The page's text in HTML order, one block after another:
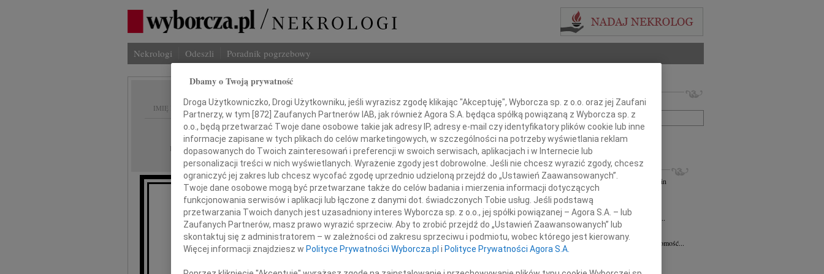
Nekrologi Odeszli Poradnik pogrzebowy
IMIĘ I NAZWISKO:
REGION: Szczecin
DATA EMISJI: 08.03.2012
Z głębokim żalem żegnamy zmarłego
profesora
Jerzego Stelmacha
Imię i nazwisko lub numer ogłoszenia:
+ szukanie zaawansowane
INNE NEKROLOGI
Aleksandra Szpaczyńska 29.07.2026
Szczecin
Z wielkim smutkiem i żalem przyjąłem...
23.07.2026Szczecin
Pani mec. Joannie Martyniuk-Plasze wyrazy...
Edward Ciupak
08.07.2026
Z wielkim smutkiem i żalem przyjąłem wiadomość...
Stanisław Pietrzak
Z wielkim smutkiem i żalem przyjąłem...
Dbamy o Twoją prywatność
Droga Użytkowniczko, Drogi Użytkowniku, jeśli wyrazisz zgodę klikając "Akceptuję", Wyborcza sp. z o.o. oraz jej Zaufani
Partnerzy, w tym [872] Zaufanych Partnerów IAB, jak również Agora S.A. będąca spółką powiązaną z Wyborcza sp. z
o.o., będą przetwarzać Twoje dane osobowe takie jak adresy IP, adresy e-mail czy identyfikatory plików cookie lub inne
informacje zapisane w tych plikach do celów marketingowych, w szczególności na potrzeby wyświetlania reklam
dopasowanych do Twoich zainteresowań i preferencji w swoich serwisach, aplikacjach i w Internecie lub
personalizacji treści w nich wyświetlanych. Wyrażenie zgody jest dobrowolne. Jeśli nie chcesz wyrazić zgody, chcesz
ograniczyć jej zakres lub chcesz wycofać zgodę uprzednio udzieloną przejdź do „Ustawień Zaawansowanych”.
Twoje dane osobowe mogą być przetwarzane także do celów badania i mierzenia informacji dotyczących
funkcjonowania serwisów i aplikacji lub łączone z danymi dot. świadczonych Tobie usług. Jeśli podstawą
przetwarzania Twoich danych jest uzasadniony interes Wyborcza sp. z o.o., jej spółki powiązanej – Agora S.A. – lub
Zaufanych Partnerów, masz prawo wyrazić sprzeciw. Aby to zrobić przejdź do „Ustawień Zaawansowanych” lub
skontaktuj się z administratorem – w zależności od zakresu sprzeciwu i podmiotu, wobec którego jest kierowany.
Więcej informacji znajdziesz w Polityce Prywatności Wyborcza.pl i Polityce Prywatności Agora S.A.